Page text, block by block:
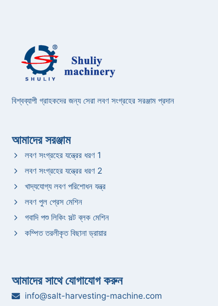
বিশ্বব্যাপী গ্রাহকদের জন্য সেরা লবণ সংগ্রহের সরঞ্জাম প্রদান
আমাদের সরঞ্জাম
লবণ সংগ্রহের যন্ত্রের ধরণ 1
লবণ সংগ্রহের যন্ত্রের ধরণ 2
খাদ্যযোগ্য লবণ পরিশোধন যন্ত্র
লবণ পুল প্রেস মেশিন
গবাদি পশু লিকিং সল্ট ব্লক মেশিন
কম্পিত তরলীকৃত বিছানা ড্রায়ার
আমাদের সাথে যোগাযোগ করুন
info@salt-harvesting-machine.com